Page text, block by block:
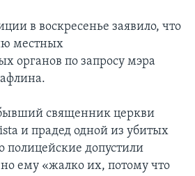
в воскресенье заявило, что
местных
органов по запросу мэра
священник церкви
и прадед одной из убитых
полицейские допустили
ему «жалко их, потому что